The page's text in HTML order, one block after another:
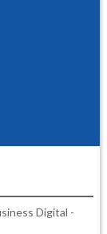
Digital -